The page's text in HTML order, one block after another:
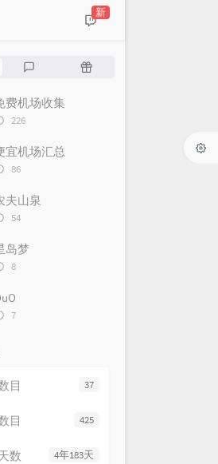
新
评
随
费机场收集
评
数：
226
宜机场汇总
评
数：
86
夫山泉
评
数：
54
岛梦
评
数：
8
评
7
37
目
425
目
4年183天
数